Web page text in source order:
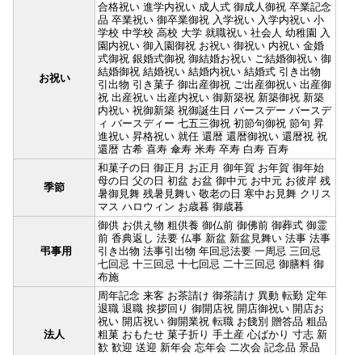
お祝い
合格祝い 進学内祝い 成人式 御成人御祝 卒業記念
品 卒業祝い 御卒業御祝 入学祝い 入学内祝い 小
学校 中学校 高校 大学 就職祝い 社会人 幼稚園 入
園内祝い 御入園御祝 お祝い 御祝い 内祝い 金婚
式御祝 銀婚式御祝 御結婚お祝い ご結婚御祝い 御
結婚御祝 結婚祝い 結婚内祝い 結婚式 引き出物
引出物 引き菓子 御出産御祝 ご出産御祝い 出産御
祝 出産祝い 出産内祝い 御新築祝 新築御祝 新築
内祝い 祝御新築 祝御誕生日 バースデー バースデ
ィ バースディー 七五三御祝 初節句御祝 節句 昇
進祝い 昇格祝い 就任 還暦 還暦御祝い 還暦祝 祝
還暦 古希 喜寿 傘寿 米寿 卒寿 白寿 百寿
季節
和菓子の日 御正月 お正月 御年賀 お年賀 御年始
母の日 父の日 初盆 お盆 御中元 お中元 お彼岸 残
暑御見舞 残暑見舞い 敬老の日 寒中お見舞 クリス
マス ハロウィン お歳暮 御歳暮
弔事用
御供 お供え物 粗供養 御仏前 御佛前 御葬式 御霊
前 香典返し 法要 仏事 新盆 新盆見舞い 法事 法事
引き出物 法事引出物 年回忌法要 一周忌 三回忌
七回忌 十三回忌 十七回忌 二十三回忌 御膳料 御
布施
法人
周年記念 来客 お茶請け 御茶請け 異動 転勤 定年
退職 退職 挨拶回り 御開店祝 開店御祝い 開店お
祝い 開店祝い 御開業祝 転職 お餞別 贈答品 粗品
粗菓 おもたせ 菓子折り 手土産 心ばかり 寸志 新
歓 歓迎 送迎 新年会 忘年会 二次会 記念品 景品